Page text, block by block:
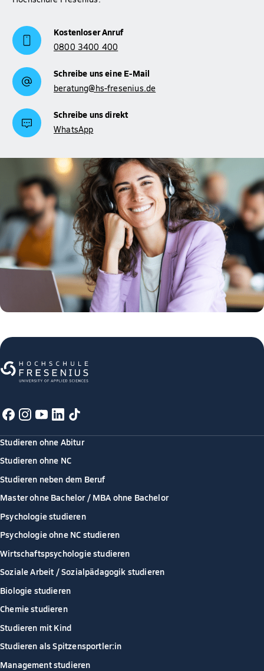
Kostenloser Anruf
0800 3400 400
Schreibe uns eine E-Mail
beratung@hs-fresenius.de
Schreibe uns direkt
WhatsApp
Studieren ohne Abitur
Studieren ohne NC
Studieren neben dem Beruf
Master ohne Bachelor / MBA ohne Bachelor
Psychologie studieren
Psychologie ohne NC studieren
Wirtschaftspsychologie studieren
Soziale Arbeit / Sozialpädagogik studieren
Biologie studieren
Chemie studieren
Studieren mit Kind
Studieren als Spitzensportler:in
Management studieren